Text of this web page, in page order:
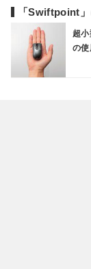
「Swiftpoint
超
の使